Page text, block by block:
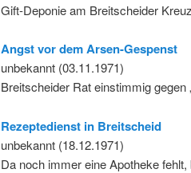
Gift-Deponie am Breitscheider
Angst vor dem Arsen-Gespenst
unbekannt (03.11.1971)
Breitscheider Rat einstimmig
Rezeptedienst in Breitscheid
unbekannt (18.12.1971)
Da noch immer eine Apotheke